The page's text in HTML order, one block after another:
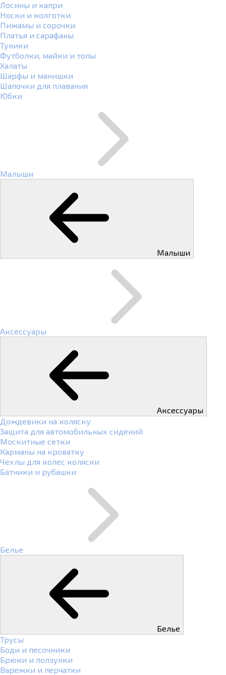
Лосины и капри
Носки и колготки
Пижамы и сорочки
Платья и сарафаны
Туники
Футболки, майки и топы
Халаты
Шарфы и манишки
Шапочки для плавания
Юбки
Малыши
Малыши
Аксессуары
Аксессуары
Дождевики на коляску
Защита для автомобильных сидений
Москитные сетки
Карманы на кроватку
Чехлы для колес коляски
Батники и рубашки
Белье
Белье
Трусы
Боди и песочники
Брюки и ползунки
Варежки и перчатки